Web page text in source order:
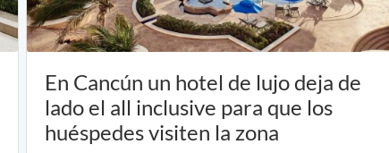
En Cancún un hotel de lujo deja de
lado el all inclusive para que los
huéspedes visiten la zona